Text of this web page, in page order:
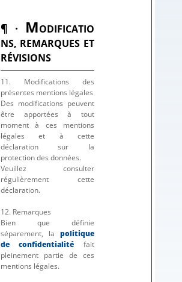
¶ · MODIFICATIO
NS, REMARQUES ET
RÉVISIONS
11. Modifications des
présentes mentions légales
Des modifications peuvent
être apportées à tout
moment à ces mentions
légales et à cette
déclaration sur la
protection des données.
Veuillez consulter
régulièrement cette
déclaration.
12. Remarques
Bien que définie
séparement, lapolitique
de confidentialité fait
pleinement partie de ces
mentions légales.